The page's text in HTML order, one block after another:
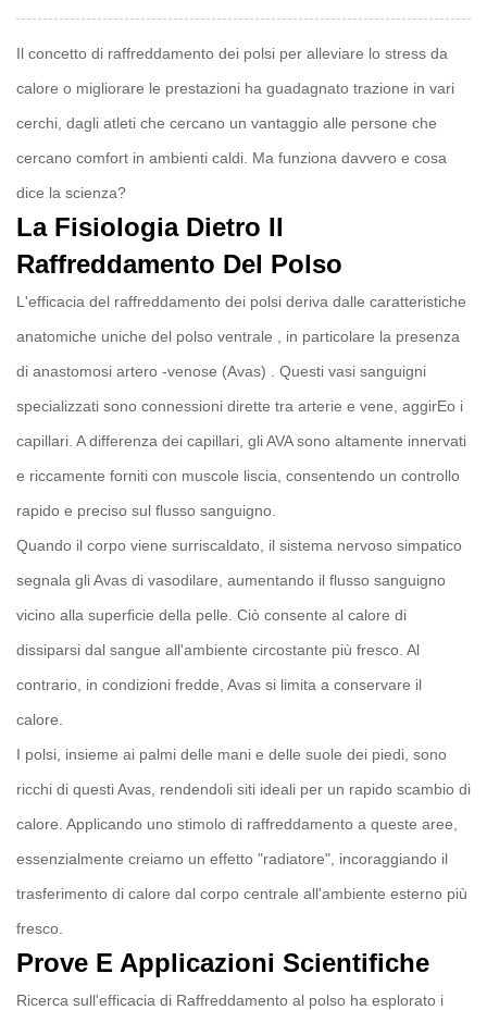
Il concetto di raffreddamento dei polsi per alleviare lo stress da
calore o migliorare le prestazioni ha guadagnato trazione in vari
cerchi, dagli atleti che cercano un vantaggio alle persone che
cercano comfort in ambienti caldi. Ma funziona davvero e cosa
dice la scienza?
La Fisiologia Dietro Il
Raffreddamento Del Polso
L'efficacia del raffreddamento dei polsi deriva dalle caratteristiche
anatomiche uniche del polso ventrale
, in particolare la presenza
di anastomosi artero -venose (Avas)
. Questi vasi sanguigni
specializzati sono connessioni dirette tra arterie e vene, aggirEo i
capillari. A differenza dei capillari, gli AVA sono altamente innervati
e riccamente forniti con muscole liscia, consentendo un controllo
rapido e preciso sul flusso sanguigno.
Quando il corpo viene surriscaldato, il sistema nervoso simpatico
segnala gli Avas di vasodilare, aumentando il flusso sanguigno
vicino alla superficie della pelle. Ciò consente al calore di
dissiparsi dal sangue all'ambiente circostante più fresco. Al
contrario, in condizioni fredde, Avas si limita a conservare il
calore.
I polsi, insieme ai palmi delle mani e delle suole dei piedi, sono
ricchi di questi Avas, rendendoli siti ideali per un rapido scambio di
calore. Applicando uno stimolo di raffreddamento a queste aree,
essenzialmente creiamo un effetto "radiatore", incoraggiando il
trasferimento di calore dal corpo centrale all'ambiente esterno più
fresco.
Prove E Applicazioni Scientifiche
Ricerca sull'efficacia di Raffreddamento al polso ha esplorato i